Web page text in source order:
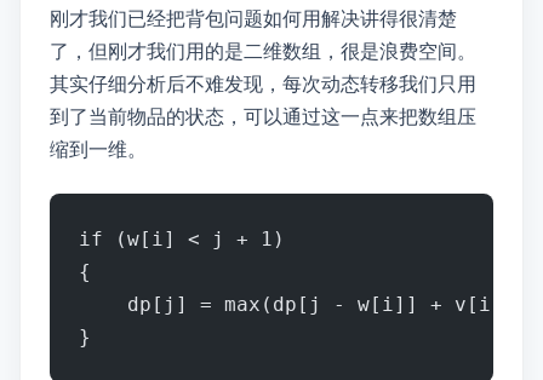
刚才我们已经把背包问题如何用DP解决讲得很清楚
了，但刚才我们用的是二维数组，很是浪费空间。
其实仔细分析后不难发现，每次动态转移我们只用
到了当前物品的状态，可以通过这一点来把dp数组压
缩到一维。
if (w[i] < j + 1)
{
dp[j] = max(dp[j - w[i]] + v[i],
}